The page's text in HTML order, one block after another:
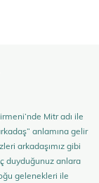
Mitr adı ile
anlamına gelir
arkadaşımız gibi
duyduğunuz anlara
gelenekleri ile